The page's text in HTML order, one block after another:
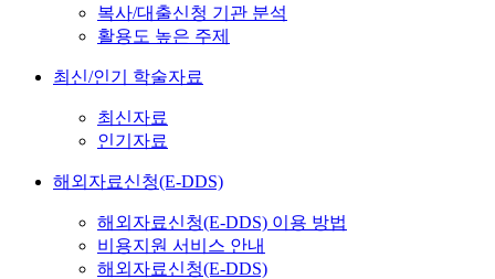
복사/대출신청 기관 분석
활용도 높은 주제
최신/인기 학술자료
최신자료
인기자료
해외자료신청(E-DDS)
해외자료신청(E-DDS) 이용 방법
비용지원 서비스 안내
해외자료신청(E-DDS)